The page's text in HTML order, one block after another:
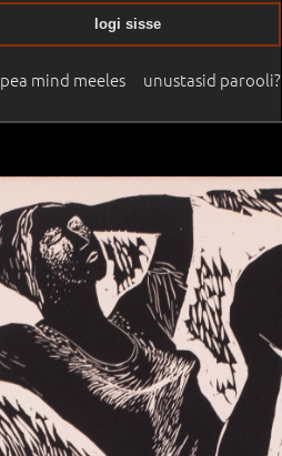
pea mind meeles
logi sisse
unustasid parooli?